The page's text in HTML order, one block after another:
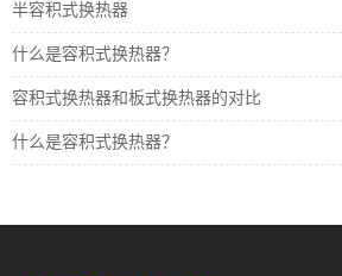
半容积式换热器
什么是容积式换热器？
容积式换热器和板式换热器的对比
什么是容积式换热器？